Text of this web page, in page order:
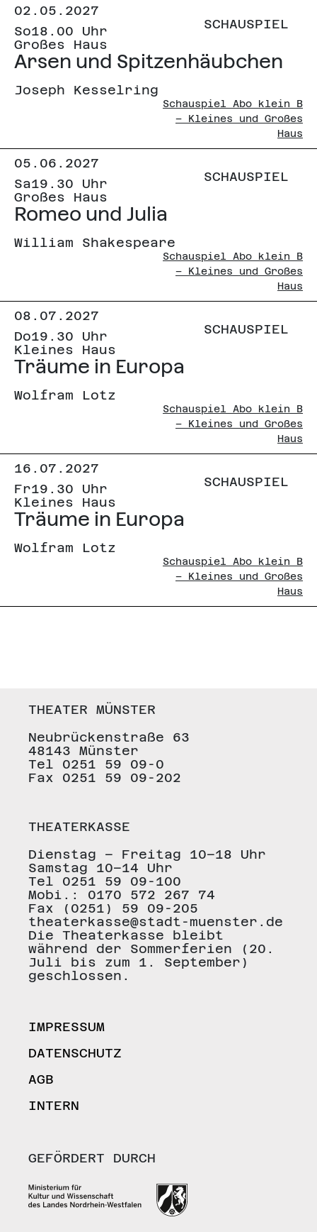
02.05.2027
So18.00 Uhr
Großes Haus
Arsen und Spitzenhäubchen
Joseph Kesselring
SCHAUSPIEL
Schauspiel Abo klein B
– Kleines und Großes
Haus
05.06.2027
Sa19.30 Uhr
Großes Haus
Romeo und Julia
William Shakespeare
SCHAUSPIEL
Schauspiel Abo klein B
– Kleines und Großes
Haus
08.07.2027
Do19.30 Uhr
Kleines Haus
Träume in Europa
Wolfram Lotz
SCHAUSPIEL
Schauspiel Abo klein B
– Kleines und Großes
Haus
16.07.2027
Fr19.30 Uhr
Kleines Haus
Träume in Europa
Wolfram Lotz
SCHAUSPIEL
Schauspiel Abo klein B
– Kleines und Großes
Haus
THEATER MÜNSTER
Neubrückenstraße 63
48143 Münster
Tel 0251 59 09-0
Fax 0251 59 09-202
THEATERKASSE
Dienstag – Freitag 10–18 Uhr
Samstag 10–14 Uhr
Tel 0251 59 09-100
Mobi.: 0170 572 267 74
Fax (0251) 59 09-205
theaterkasse@stadt-muenster.de
Die Theaterkasse bleibt
während der Sommerferien (20.
Juli bis zum 1. September)
geschlossen.
IMPRESSUM
DATENSCHUTZ
AGB
INTERN
GEFÖRDERT DURCH